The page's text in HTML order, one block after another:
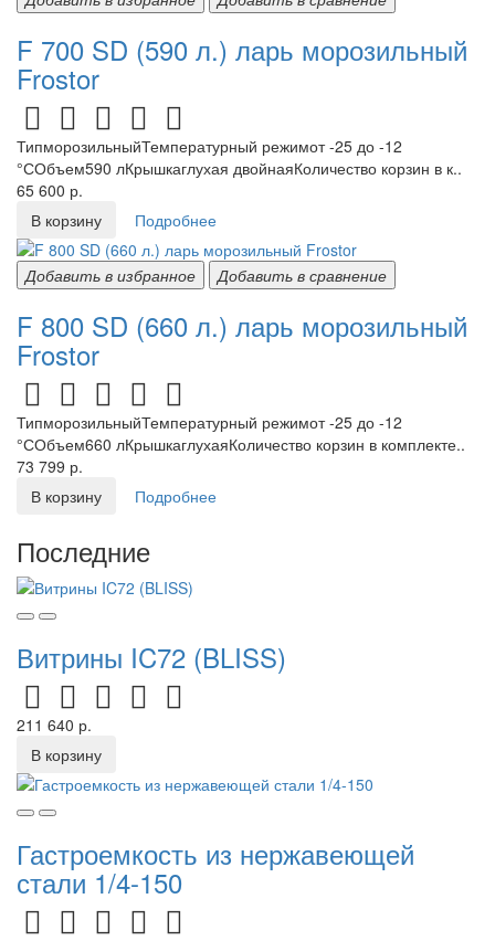
F 700 SD (590 л.) ларь морозильный
Frostor
ТипморозильныйТемпературный режимот -25 до -12
°СОбъем590 лКрышкаглухая двойнаяКоличество корзин в к..
65 600 р.
В корзину
Подробнее
Добавить в избранное Добавить в сравнение
F 800 SD (660 л.) ларь морозильный
Frostor
ТипморозильныйТемпературный режимот -25 до -12
°СОбъем660 лКрышкаглухаяКоличество корзин в комплекте..
73 799 р.
В корзину
Подробнее
Последние
Витрины IC72 (BLISS)
211 640 р.
В корзину
Гастроемкость из нержавеющей
стали 1/4-150